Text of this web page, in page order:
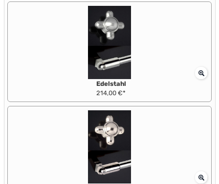
Edelstahl
214,00 €*